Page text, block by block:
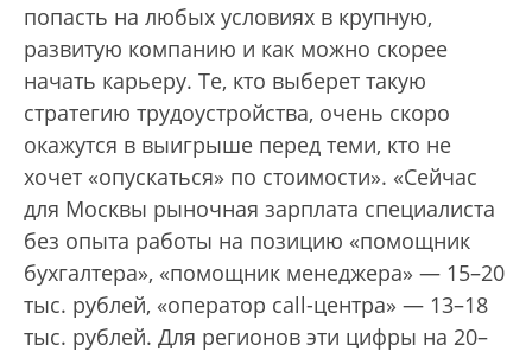
попасть на любых условиях в крупную,
развитую компанию и как можно скорее
начать карьеру. Те, кто выберет такую
стратегию трудо­устройства, очень скоро
окажутся в выигрыше перед теми, кто не
хочет «опускаться» по стоимости». «Сейчас
для Москвы рыночная зарплата специалиста
без опыта работы на позицию «помощник
бухгалтера», «помощник менеджера» — 15–20
тыс. рублей, «оператор call-центра» — 13–18
тыс. рублей. Для регионов эти цифры на 20–